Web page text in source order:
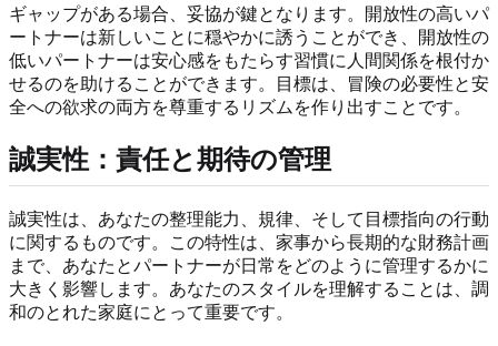
ギャップがある場合、妥協が鍵となります。開放性の高いパ
ートナーは新しいことに穏やかに誘うことができ、開放性の
低いパートナーは安心感をもたらす習慣に人間関係を根付か
せるのを助けることができます。目標は、冒険の必要性と安
全への欲求の両方を尊重するリズムを作り出すことです。
誠実性：責任と期待の管理
誠実性は、あなたの整理能力、規律、そして目標指向の行動
に関するものです。この特性は、家事から長期的な財務計画
まで、あなたとパートナーが日常をどのように管理するかに
大きく影響します。あなたのスタイルを理解することは、調
和のとれた家庭にとって重要です。